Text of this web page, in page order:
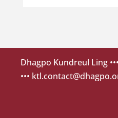
Dhagpo Kundreul Ling
•••